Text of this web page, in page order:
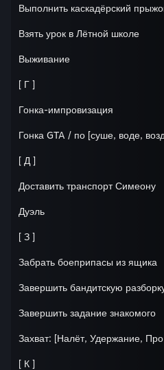
Выполнить каскадёрский
Взять урок в Лётной школе
Выживание
[ Г ]
Гонка-импровизация
[ Д ]
Доставить транспорт Симеону
Дуэль
[ З ]
Забрать боеприпасы из ящика
Завершить бандитскую
Завершить задание знакомого
[ К ]
индивидуальны для каждого
можно через меню
Награды
Щедрая награда вкупе с
хорошо заработать и быстрее
Некоторые задания требуют
поэтому итоговая денежная
Пользуйтесь подсказками,
ежедневных заданий, чтобы
Ежедневное выполнение заданий
и денежными выплатами. Кроме
дополнительные бонусы.
Награды: